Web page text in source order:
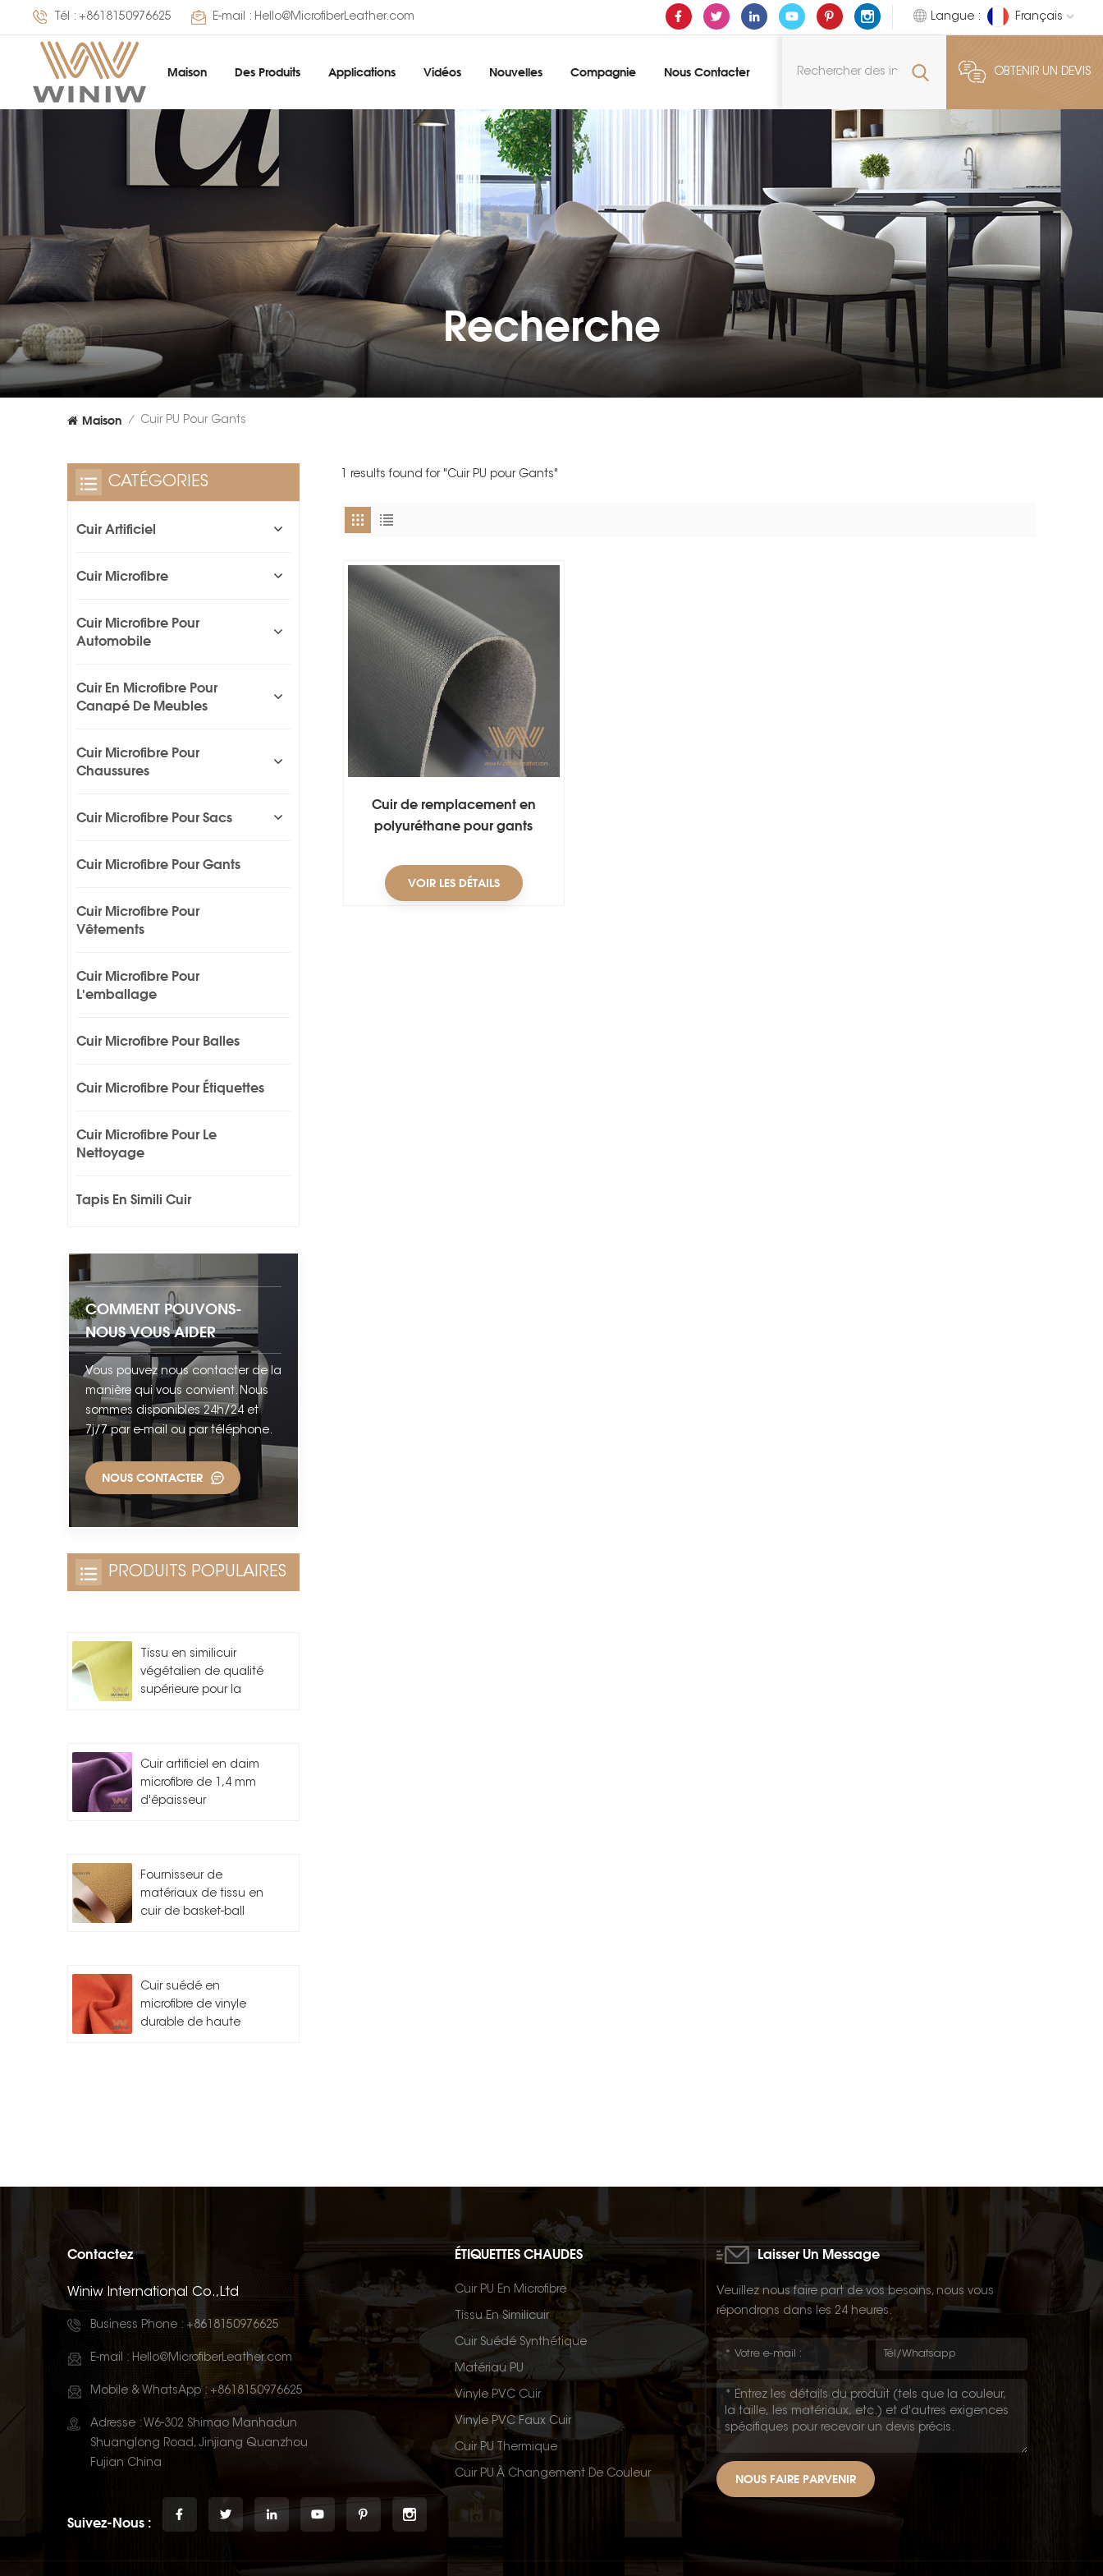
Tél : +8618150976625 E-mail : Hello@MicrofiberLeather.com Langue : Français
OBTENIR UN DEVIS
Maison Des Produits Applications Vidéos Nouvelles Compagnie Nous Contacter
Recherche
Maison / Cuir PU Pour Gants
1 results found for "Cuir PU pour Gants"
Cuir de remplacement en
polyuréthane pour gants
VOIR LES DÉTAILS
CATÉGORIES
Cuir Artificiel
Cuir Microfibre
Cuir Microfibre Pour
Automobile
Cuir En Microfibre Pour
Canapé De Meubles
Cuir Microfibre Pour
Chaussures
Cuir Microfibre Pour Sacs
Cuir Microfibre Pour Gants
Cuir Microfibre Pour
Vêtements
Cuir Microfibre Pour
L'emballage
Cuir Microfibre Pour Balles
Cuir Microfibre Pour Étiquettes
Cuir Microfibre Pour Le
Nettoyage
Tapis En Simili Cuir
COMMENT POUVONS-
NOUS VOUS AIDER
Vous pouvez nous contacter de la
manière qui vous convient. Nous
sommes disponibles 24h/24 et
7j/7 par e-mail ou par téléphone.
NOUS CONTACTER
PRODUITS POPULAIRES
Tissu en similicuir
végétalien de qualité
supérieure pour la
Cuir artificiel en daim
microfibre de 1,4 mm
d'épaisseur
Fournisseur de
matériaux de tissu en
cuir de basket-ball
Cuir suédé en
microfibre de vinyle
durable de haute
Contactez
Winiw International Co.,Ltd
Business Phone : +8618150976625
E-mail : Hello@MicrofiberLeather.com
Mobile & WhatsApp : +8618150976625
Adresse : W6-302 Shimao Manhadun
Shuanglong Road, Jinjiang Quanzhou
Fujian China
ÉTIQUETTES CHAUDES
Cuir PU En Microfibre
Tissu En Similicuir
Cuir Suédé Synthétique
Matériau PU
Vinyle PVC Cuir
Vinyle PVC Faux Cuir
Cuir PU Thermique
Cuir PU À Changement De Couleur
Laisser Un Message
Veuillez nous faire part de vos besoins, nous vous
répondrons dans les 24 heures.
Suivez-Nous :